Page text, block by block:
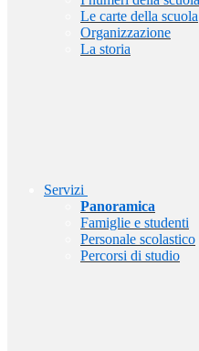
Le carte della scuola
Organizzazione
La storia
Servizi
Panoramica
Famiglie e studenti
Personale scolastico
Percorsi di studio